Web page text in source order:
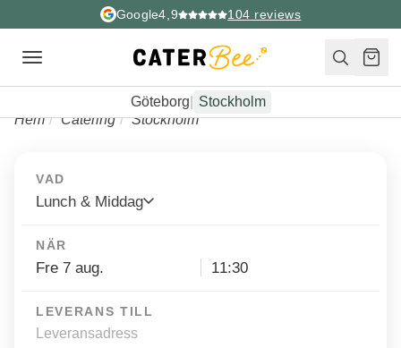
Google4,9 104 reviews
Toggle
Göteborg
Stockholm
Hem
Catering Stockholm
VAD
Lunch & Middag
NÄR
LEVERANS TILL